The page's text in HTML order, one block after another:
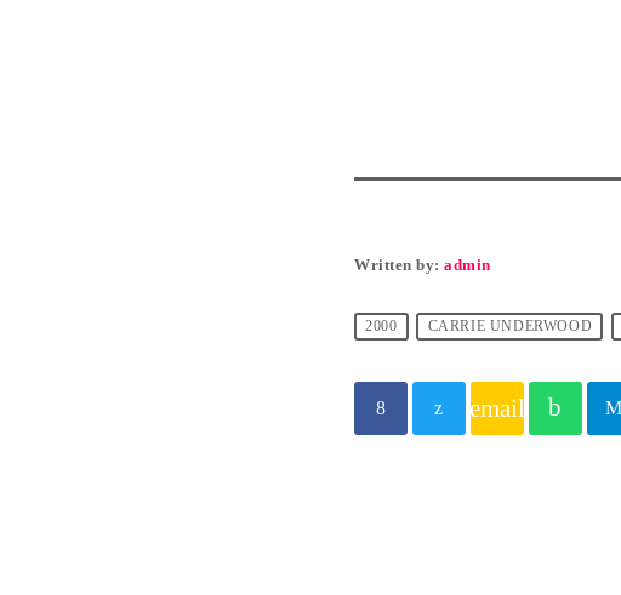
Written by:admin
2000 CARRIE UNDERWOOD
email